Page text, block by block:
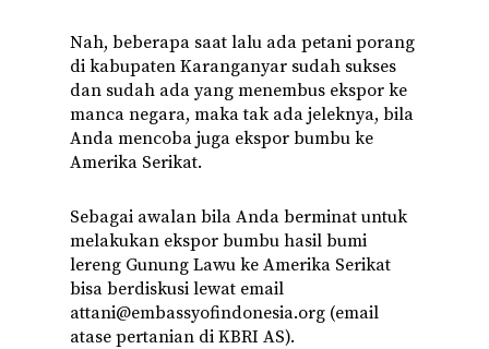
Nah, beberapa saat lalu ada petani porang
di kabupaten Karanganyar sudah sukses
dan sudah ada yang menembus ekspor ke
manca negara, maka tak ada jeleknya, bila
Anda mencoba juga ekspor bumbu ke
Amerika Serikat.
Sebagai awalan bila Anda berminat untuk
melakukan ekspor bumbu hasil bumi
lereng Gunung Lawu ke Amerika Serikat
bisa berdiskusi lewat email
attani@embassyofindonesia.org (email
atase pertanian di KBRI AS).